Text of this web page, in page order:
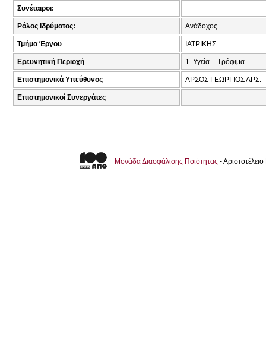
Συνέταιροι:
Ρόλος Ιδρύματος: Ανάδοχος
Τμήμα Έργου ΙΑΤΡΙΚΗΣ
Ερευνητική Περιοχή 1. Υγεία – Τρόφιμα
Επιστημονικά Υπεύθυνος ΑΡΣΟΣ ΓΕΩΡΓΙΟΣ ΑΡΣ.
Επιστημονικοί Συνεργάτες
Μονάδα Διασφάλισης Ποιότητας -